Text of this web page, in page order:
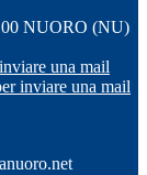
NUORO (NU)
una mail
inviare una mail